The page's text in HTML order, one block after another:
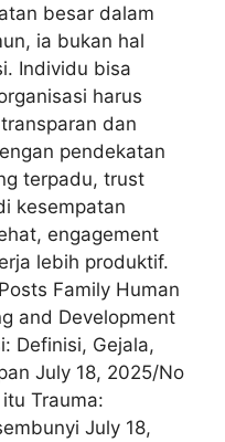
besar dalam
ia bukan hal
Individu bisa
harus
dan
pendekatan
terpadu, trust
kesempatan
engagement
lebih produktif.
Family Human
and Development
Definisi, Gejala,
July 18, 2025/No
Trauma:
July 18,